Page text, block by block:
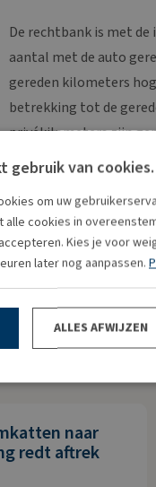
De rechtbank is met
aantal met de auto
gereden kilometers
betrekking tot de
privékilometers zijn
terecht een
Bron:Rechtbank Zeeland-
naar
redt aftrek
gebruik van cookies.
om uw
cookies in
Kies je voor
later nog aanpassen.
ALLES AFWIJZEN